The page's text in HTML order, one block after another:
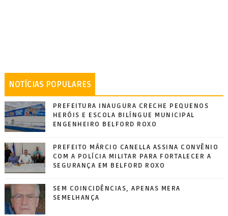
NOTÍCIAS POPULARES
PREFEITURA INAUGURA CRECHE PEQUENOS
HERÓIS E ESCOLA BILÍNGUE MUNICIPAL
ENGENHEIRO BELFORD ROXO
PREFEITO MÁRCIO CANELLA ASSINA CONVÊNIO
COM A POLÍCIA MILITAR PARA FORTALECER A
SEGURANÇA EM BELFORD ROXO
SEM COINCIDÊNCIAS, APENAS MERA
SEMELHANÇA